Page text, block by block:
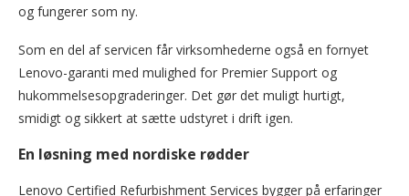
og fungerer som ny.
Som en del af servicen får virksomhederne også en fornyet
Lenovo-garanti med mulighed for Premier Support og
hukommelsesopgraderinger. Det gør det muligt hurtigt,
smidigt og sikkert at sætte udstyret i drift igen.
En løsning med nordiske rødder
Lenovo Certified Refurbishment Services bygger på erfaringer